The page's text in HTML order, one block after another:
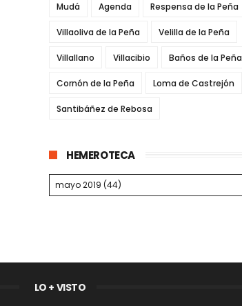
Mudá Agenda Respensa de la Peña
Villaoliva de la Peña Velilla de la Peña
Villallano Villacibio Baños de la Peña
Cornón de la Peña Loma de Castrejón
Santibáñez de Rebosa
HEMEROTECA
LO + VISTO